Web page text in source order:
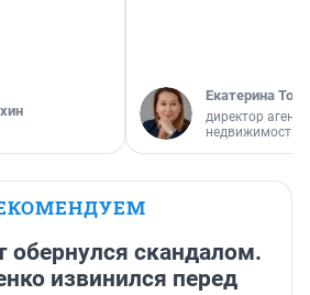
Екатерина
директор
недвижимости
обернулся скандалом.
извинился перед